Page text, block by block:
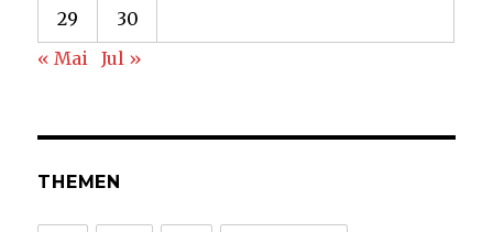
29
30
« Mai
Jul »
THEMEN